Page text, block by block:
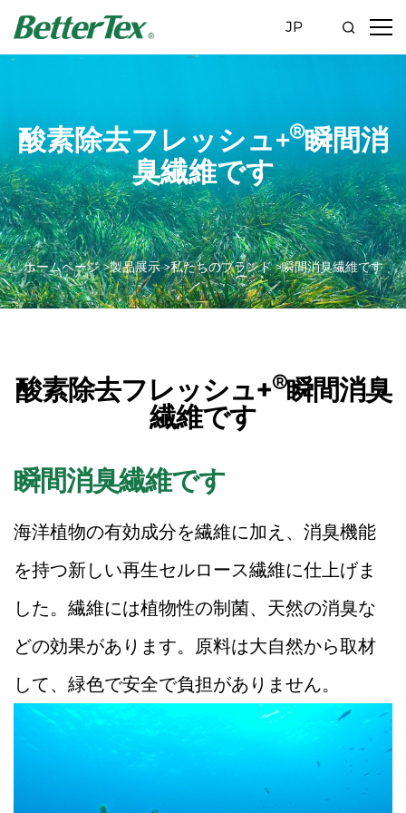
JP
酸素除去フレッシュ+®瞬間消
臭繊維です
ホームページ >製品展示 >私たちのブランド >瞬間消臭繊維です
酸素除去フレッシュ+®瞬間消臭
繊維です
瞬間消臭繊維です
海洋植物の有効成分を繊維に加え、消臭機能
を持つ新しい再生セルロース繊維に仕上げま
した。繊維には植物性の制菌、天然の消臭な
どの効果があります。原料は大自然から取材
して、緑色で安全で負担がありません。